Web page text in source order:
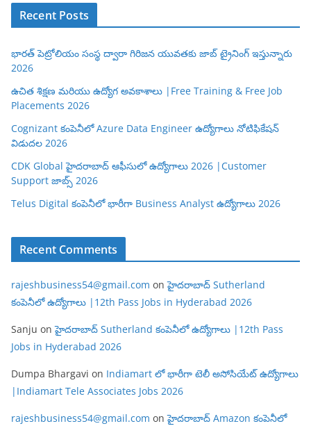
Recent Posts
భారత్ పెట్రోలియం సంస్థ ద్వారా గిరిజన యువతకు జాబ్ ట్రైనింగ్ ఇస్తున్నారు
2026
ఉచిత శిక్షణ మరియు ఉద్యోగ అవకాశాలు |Free Training & Free Job
Placements 2026
Cognizant కంపెనీలో Azure Data Engineer ఉద్యోగాలు నోటిఫికేషన్
విడుదల 2026
CDK Global హైదరాబాద్ ఆఫీసులో ఉద్యోగాలు 2026 |Customer
Support జాబ్స్ 2026
Telus Digital కంపెనీలో భారీగా Business Analyst ఉద్యోగాలు 2026
Recent Comments
rajeshbusiness54@gmail.com onహైదరాబాద్ Sutherland
కంపెనీలో ఉద్యోగాలు |12th Pass Jobs in Hyderabad 2026
Sanju onహైదరాబాద్ Sutherland కంపెనీలో ఉద్యోగాలు |12th Pass
Jobs in Hyderabad 2026
Dumpa Bhargavi on Indiamart లో భారీగా టెలీ అసోసియేట్ ఉద్యోగాలు
|Indiamart Tele Associates Jobs 2026
rajeshbusiness54@gmail.com onహైదరాబాద్ Amazon కంపెనీలో